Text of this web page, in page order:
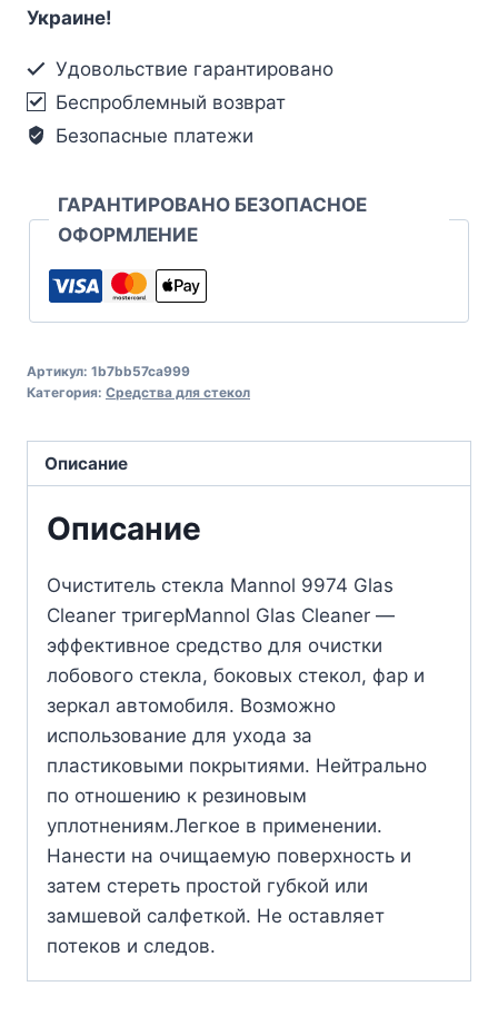
Украине!
Удовольствие гарантировано
Беспроблемный возврат
Безопасные платежи
ГАРАНТИРОВАНО БЕЗОПАСНОЕ
ОФОРМЛЕНИЕ
Артикул: 1b7bb57ca999
Категория: Средства для стекол
Описание
Описание
Очиститель стекла Mannol 9974 Glas
Cleaner тригерMannol Glas Cleaner —
эффективное средство для очистки
лобового стекла, боковых стекол, фар и
зеркал автомобиля. Возможно
использование для ухода за
пластиковыми покрытиями. Нейтрально
по отношению к резиновым
уплотнениям.Легкое в применении.
Hанести на очищаемую поверхность и
затем стереть простой губкой или
замшевой салфеткой. Не оставляет
потеков и следов.